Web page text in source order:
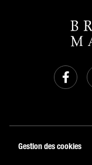
Gestion des cookies